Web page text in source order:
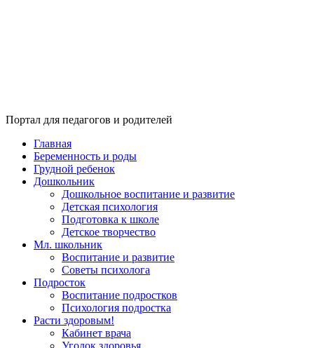
Портал для педагогов и родителей
Главная
Беременность и роды
Грудной ребенок
Дошкольник
Дошкольное воспитание и развитие
Детская психология
Подготовка к школе
Детское творчество
Мл. школьник
Воспитание и развитие
Советы психолога
Подросток
Воспитание подростков
Психология подростка
Расти здоровым!
Кабинет врача
Уголок здоровья